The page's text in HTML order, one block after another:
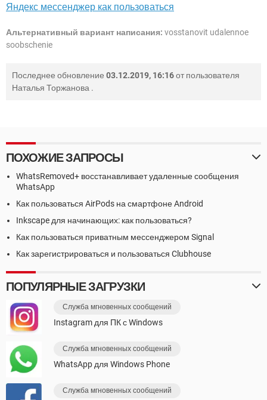
Яндекс мессенджер как пользоваться
Альтернативный вариант написания: vosstanovit udalennoe
soobschenie
Последнее обновление 03.12.2019, 16:16от пользователя
Наталья Торжанова .
ПОХОЖИЕ ЗАПРОСЫ
WhatsRemoved+ восстанавливает удаленные сообщения
WhatsApp
Как пользоваться AirPods на смартфоне Android
Inkscape для начинающих: как пользоваться?
Как пользоваться приватным мессенджером Signal
Как зарегистрироваться и пользоваться Clubhouse
ПОПУЛЯРНЫЕ ЗАГРУЗКИ
Служба мгновенных сообщений
Instagram для ПК с Windows
Служба мгновенных сообщений
WhatsApp для Windows Phone
Служба мгновенных сообщений